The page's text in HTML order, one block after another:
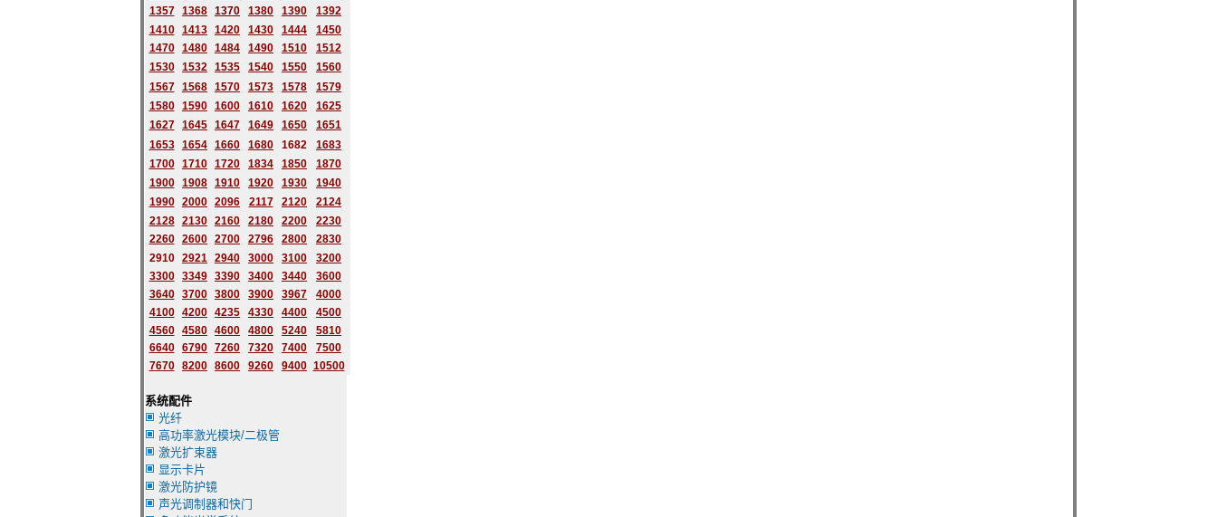
1357
1368 1370 1380 1390
1392
1410
1413 1420 1430 1444
1450
1470
1480 1484 1490 1510
1512
1530
1532 1535 1540 1550
1560
1567
1568 1570 1573 1578
1579
1580
1590 1600 1610 1620
1625
1627
1645 1647 1649 1650
1651
1653
1654 1660 1680 1682
1683
1700
1710 1720 1834 1850
1870
1900
1908 1910 1920 1930
1940
1990
2000 2096 2117 2120
2124
2128
2130 2160 2180 2200
2230
2260
2600 2700 2796 2800
2830
2910
2921 2940 3000 3100
3200
3300
3349 3390 3400 3440
3600
3640
3700 3800 3900 3967
4000
4100
4200 4235 4330 4400
4500
4560
4580 4600 4800 5240
5810
6640
6790 7260 7320 7400
7500
7670
8200 8600 9260 9400 10500
系统配件
光纤
高功率激光模块/二极管
激光扩束器
显示卡片
激光防护镜
声光调制器和快门